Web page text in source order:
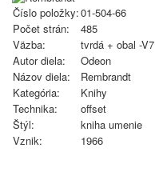
Číslo položky:01-504-66
Počet strán:
485
Väzba:
tvrdá + obal -V7
Autor diela:
Odeon
Názov diela:
Rembrandt
Kategória:
Knihy
Technika:
offset
Štýl:
kniha umenie
Vznik:
1966